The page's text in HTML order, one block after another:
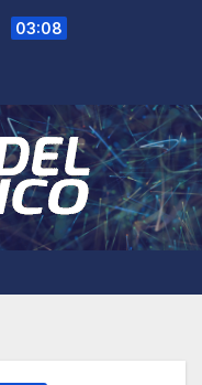
03:08